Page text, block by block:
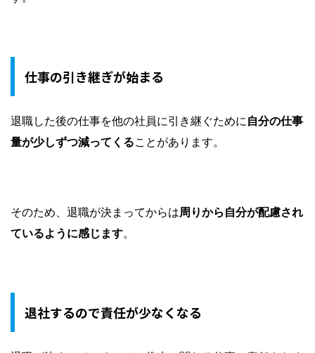
仕事の引き継ぎが始まる
退職した後の仕事を他の社員に引き継ぐために自分の仕事
量が少しずつ減ってくることがあります。
そのため、退職が決まってからは周りから自分が配慮され
ているように感じます。
退社するので責任が少なくなる